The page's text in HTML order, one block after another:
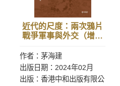
近代的尺度：兩次鴉片
戰爭軍事與外交（增訂
作者：茅海建
出版日期：2024年02月
出版：香港中和出版有限公